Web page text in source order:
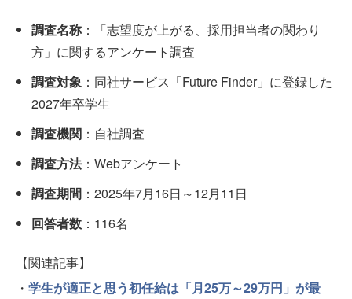
調査名称 ：「志望度が上がる、採用担当者の関わり
方」に関するアンケート調査
調査対象 ：同社サービス「Future Finder」に登録した
2027年卒学生
調査機関 ：自社調査
調査方法：Webアンケート
調査期間 ：2025年7月16日～12月11日
回答者数 ：116名
【関連記事】
・ 学生が適正と思う初任給は「月25万～29万円」が最